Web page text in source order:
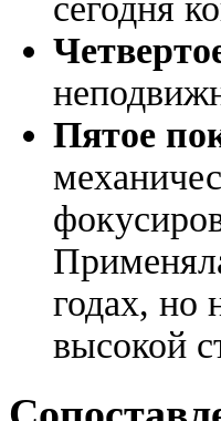
сегодня
Пятое
годах, но
высокой